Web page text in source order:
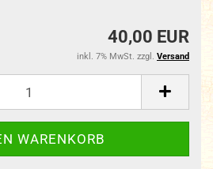
40,00 EUR
inkl. 7% MwSt. zzgl. Versand